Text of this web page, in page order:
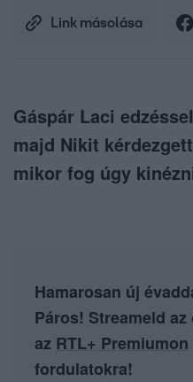
Link másolása
Gáspár Laci
majd Nikit
mikor fog úgy
Hamarosan új
Páros! Streameld
az RTL+ Premiumon
fordulatokra!